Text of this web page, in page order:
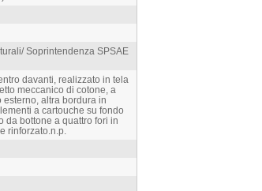
Soprintendenza SPSAE
davanti, realizzato in tela
meccanico di cotone, a
altra bordura in
a cartouche su fondo
da bottone a quattro fori in
rinforzato.n.p.